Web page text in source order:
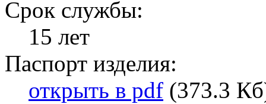
Срок службы:
15 лет
Паспорт изделия:
открыть в pdf (373.3